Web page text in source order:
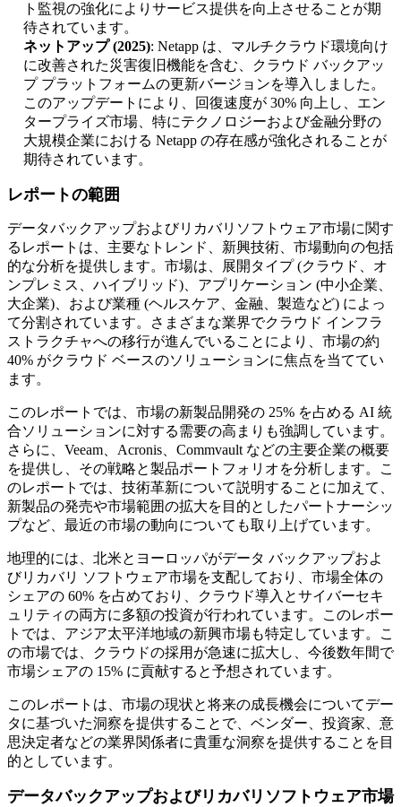
ト監視の強化によりサービス提供を向上させることが期
待されています。
ネットアップ (2025): Netapp は、マルチクラウド環境向け
に改善された災害復旧機能を含む、クラウド バックアッ
プ プラットフォームの更新バージョンを導入しました。
このアップデートにより、回復速度が 30% 向上し、エン
タープライズ市場、特にテクノロジーおよび金融分野の
大規模企業における Netapp の存在感が強化されることが
期待されています。
レポートの範囲
データバックアップおよびリカバリソフトウェア市場に関す
るレポートは、主要なトレンド、新興技術、市場動向の包括
的な分析を提供します。市場は、展開タイプ (クラウド、オ
ンプレミス、ハイブリッド)、アプリケーション (中小企業、
大企業)、および業種 (ヘルスケア、金融、製造など) によっ
て分割されています。さまざまな業界でクラウド インフラ
ストラクチャへの移行が進んでいることにより、市場の約
40% がクラウド ベースのソリューションに焦点を当ててい
ます。
このレポートでは、市場の新製品開発の 25% を占める AI 統
合ソリューションに対する需要の高まりも強調しています。
さらに、Veeam、Acronis、Commvault などの主要企業の概要
を提供し、その戦略と製品ポートフォリオを分析します。こ
のレポートでは、技術革新について説明することに加えて、
新製品の発売や市場範囲の拡大を目的としたパートナーシッ
プなど、最近の市場の動向についても取り上げています。
地理的には、北米とヨーロッパがデータ バックアップおよ
びリカバリ ソフトウェア市場を支配しており、市場全体の
シェアの 60% を占めており、クラウド導入とサイバーセキ
ュリティの両方に多額の投資が行われています。このレポー
トでは、アジア太平洋地域の新興市場も特定しています。こ
の市場では、クラウドの採用が急速に拡大し、今後数年間で
市場シェアの 15% に貢献すると予想されています。
このレポートは、市場の現状と将来の成長機会についてデー
タに基づいた洞察を提供することで、ベンダー、投資家、意
思決定者などの業界関係者に貴重な洞察を提供することを目
的としています。
データバックアップおよびリカバリソフトウェア市場